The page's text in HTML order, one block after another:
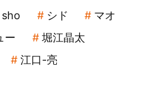
sho シド
マオ
ー
堀江晶太
江口-亮